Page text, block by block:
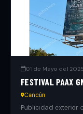
01 de Mayo del
FESTIVAL PAAX
Cancún
Publicidad exterior